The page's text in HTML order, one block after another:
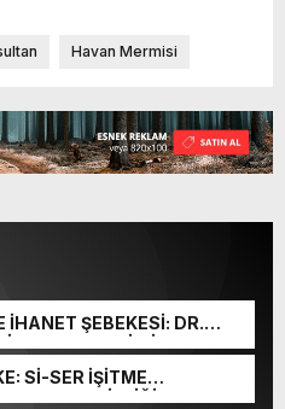
Havan Mermisi
İHANET ŞEBEKESİ: DR.
MERKEZİ’NİN SGK
Sİ-SER İŞİTME
UMUT TACİRLİĞİ